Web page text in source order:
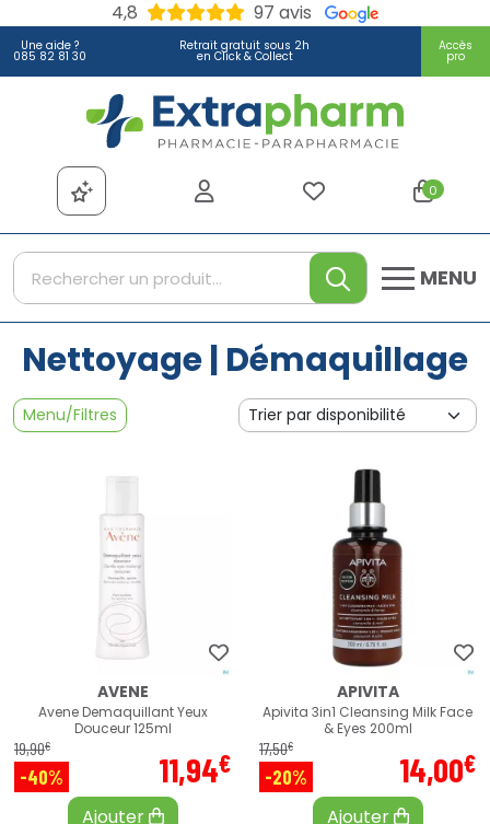
4,8 97 avis
Une aide ?
085 82 81 30
Retrait gratuit sous 2h
en Click & Collect
Accès
pro
Extrapharm Votre
0
MENU
Nettoyage | Démaquillage
Menu/Filtres
AVENE
Avene Demaquillant Yeux
Douceur 125ml
19,90€
-40% 11,94€
Ajouter
APIVITA
Apivita 3in1 Cleansing Milk Face
& Eyes 200ml
17,50€
-20% 14,00€
Ajouter